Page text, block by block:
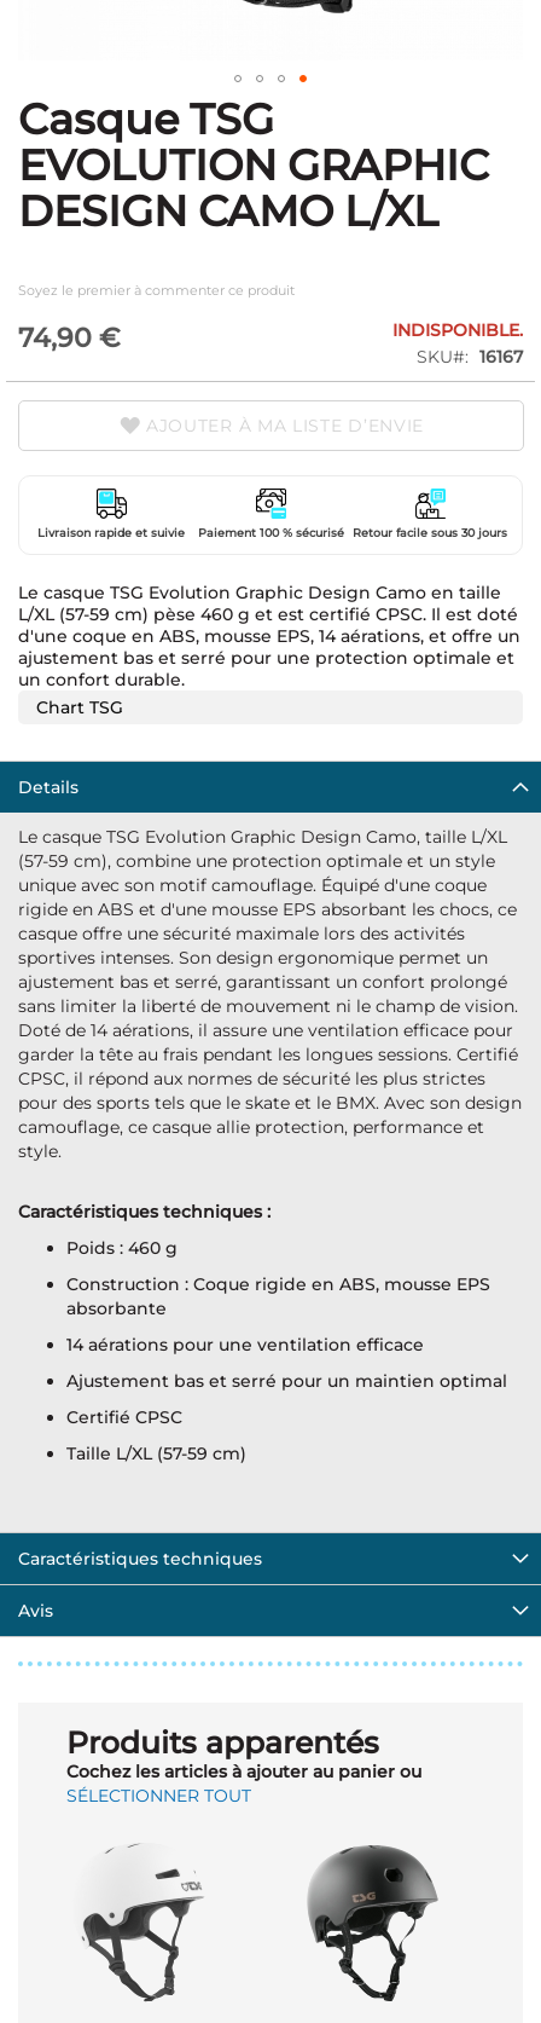
Skip
to
the
beginning
of
the
Casque TSG
EVOLUTION GRAPHIC
DESIGN CAMO L/XL
Soyez le premier à commenter ce produit
74,90 €
INDISPONIBLE.
SKU
16167
AJOUTER À MA LISTE D’ENVIE
Livraison rapide et suivie Paiement 100 % sécurisé Retour facile sous 30 jours
Le casque TSG Evolution Graphic Design Camo en taille
L/XL (57-59 cm) pèse 460 g et est certifié CPSC. Il est doté
d'une coque en ABS, mousse EPS, 14 aérations, et offre un
ajustement bas et serré pour une protection optimale et
un confort durable.
Chart TSG
Details
Le casque TSG Evolution Graphic Design Camo, taille L/XL
(57-59 cm), combine une protection optimale et un style
unique avec son motif camouflage. Équipé d'une coque
rigide en ABS et d'une mousse EPS absorbant les chocs, ce
casque offre une sécurité maximale lors des activités
sportives intenses. Son design ergonomique permet un
ajustement bas et serré, garantissant un confort prolongé
sans limiter la liberté de mouvement ni le champ de vision.
Doté de 14 aérations, il assure une ventilation efficace pour
garder la tête au frais pendant les longues sessions. Certifié
CPSC, il répond aux normes de sécurité les plus strictes
pour des sports tels que le skate et le BMX. Avec son design
camouflage, ce casque allie protection, performance et
style.
Caractéristiques techniques :
Poids : 460 g
Construction : Coque rigide en ABS, mousse EPS
absorbante
14 aérations pour une ventilation efficace
Ajustement bas et serré pour un maintien optimal
Certifié CPSC
Taille L/XL (57-59 cm)
Caractéristiques techniques
Avis
Produits apparentés
Cochez les articles à ajouter au panier ou
SÉLECTIONNER TOUT